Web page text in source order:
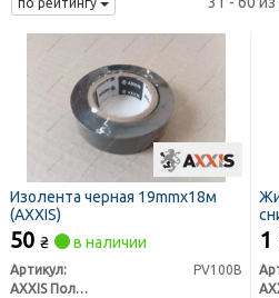
по рейтингу
Изолента черная 19mmх18м
(AXXIS)
50 ₴ в наличии
Артикул:
PV100B
AXXIS Польша
1